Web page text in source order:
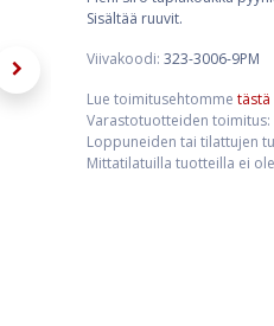
Sisältää ruuvit.
Viivakoodi: 323-3006-9PM
Lue toimitusehtomme tästä
Varastotuotteiden toimitus:
Loppuneiden tai tilattujen
Mittatilatuilla tuotteilla ei